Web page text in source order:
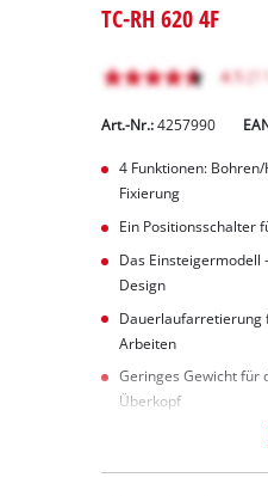
TC-RH 620 4F
Art.-Nr.: 4257990
4 Funktionen:
Fixierung
Ein Positionsschalter
Das Einsteigermodell
Design
Dauerlaufarretierung
Arbeiten
Geringes Gewicht für
Überkopf